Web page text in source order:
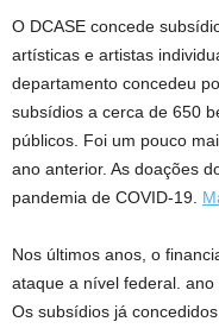
O DCASE concede
artísticas e artistas
departamento concedeu
subsídios a cerca de 650
públicos. Foi um pouco
ano anterior. As doações
pandemia de COVID-19.
Nos últimos anos, o
ataque a nível federal. ano
Os subsídios já